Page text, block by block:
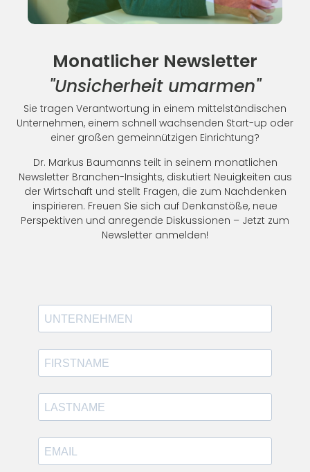
Monatlicher Newsletter
"Unsicherheit umarmen"
Sie tragen Verantwortung in einem mittelständischen
Unternehmen, einem schnell wachsenden Start-up oder
einer großen gemeinnützigen Einrichtung?
Dr. Markus Baumanns teilt in seinem monatlichen
Newsletter Branchen-Insights, diskutiert Neuigkeiten aus
der Wirtschaft und stellt Fragen, die zum Nachdenken
inspirieren. Freuen Sie sich auf Denkanstöße, neue
Perspektiven und anregende Diskussionen – Jetzt zum
Newsletter anmelden!